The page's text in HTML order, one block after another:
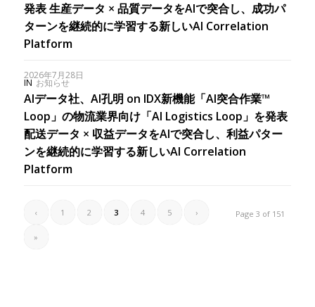
発表 生産データ × 品質データをAIで突合し、成功パ
ターンを継続的に学習する新しいAI Correlation
Platform
2026年7月28日
IN お知らせ
AIデータ社、AI孔明 on IDX新機能「AI突合作業™
Loop」の物流業界向け「AI Logistics Loop」を発表
配送データ × 収益データをAIで突合し、利益パター
ンを継続的に学習する新しいAI Correlation
Platform
Page 3 of 151
‹ 1 2 3 4 5 ›
»